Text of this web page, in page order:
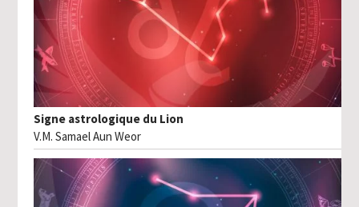
Signe astrologique du Lion
V.M. Samael Aun Weor